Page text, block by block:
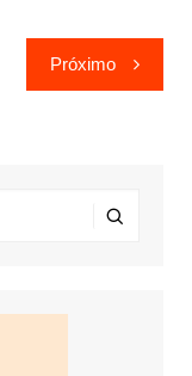
Próximo